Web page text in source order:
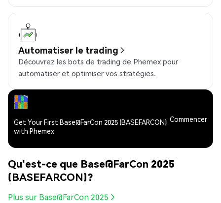
Automatiser le trading
Découvrez les bots de trading de Phemex pour
automatiser et optimiser vos stratégies.
Get Your First Base@FarCon 2025 (BASEFARCON)
with Phemex
Commencer
Qu'est-ce que Base@FarCon 2025
(BASEFARCON)?
Plus sur Base@FarCon 2025